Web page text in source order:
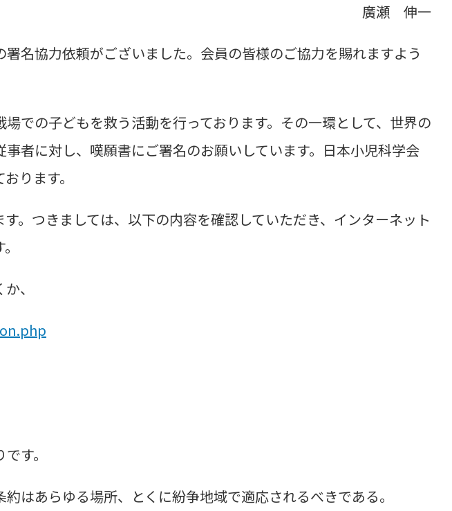
廣瀬 伸一
名協力依頼がございました。会員の皆様のご協力を賜れますよう
での子どもを救う活動を行っております。その一環として、世界の
者に対し、嘆願書にご署名のお願いしています。日本小児科学会
ります。
。つきましては、以下の内容を確認していただき、インターネット
、
す。
はあらゆる場所、とくに紛争地域で適応されるべきである。